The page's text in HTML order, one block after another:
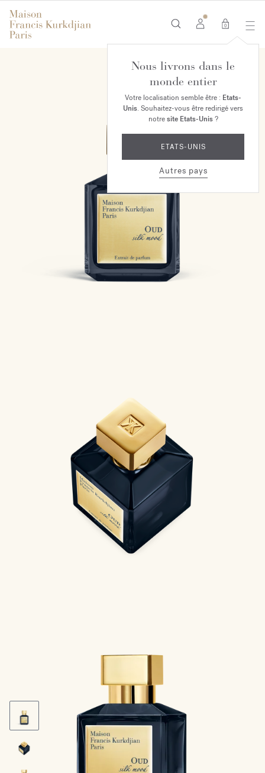
0
Nous livrons dans le
monde entier
Votre localisation semble être : Etats-
Unis. Souhaitez-vous être redirigé vers
notresite Etats-Unis?
ETATS-UNIS
Autres pays